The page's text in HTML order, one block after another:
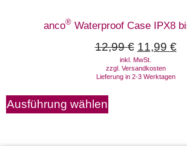
anco®Waterproof Case IPX8
12,99€ 11,99 €
inkl. MwSt.
zzgl. Versandkosten
Lieferung in 2-3 Werktagen
Ausführung wählen